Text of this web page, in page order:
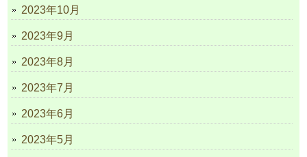
2023年10月
2023年9月
2023年8月
2023年7月
2023年6月
2023年5月